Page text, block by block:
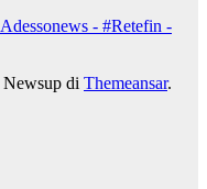
- #Retefin -
Newsup di Themeansar.